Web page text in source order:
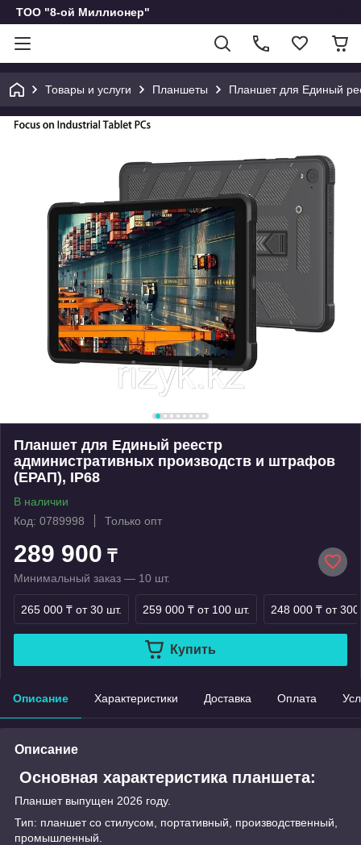
ТОО "8-ой Миллионер"
Товары и услуги Планшеты Планшет для Единый
Планшет для Единый реестр
административных производств и штрафов
(ЕРАП), IP68
В наличии
Код: 0789998
Только опт
289 900 ₸
Минимальный заказ — 10 шт.
265 000 ₸ от 30 шт. 259 000 ₸ от 100 шт. 248 000 ₸ от
Купить
Описание Характеристики Доставка Оплата
Описание
Основная характеристика планшета:
Планшет выпущен 2026 году.
Тип: планшет со стилусом, портативный, производственный,
промышленный.